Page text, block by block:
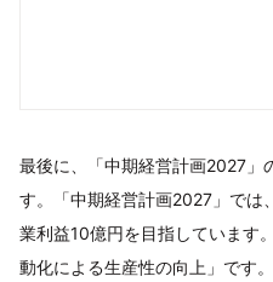
最後に、「中期経営計画2027」
す。「中期経営計画2027」では
業利益10億円を目指しています
動化による生産性の向上」です。